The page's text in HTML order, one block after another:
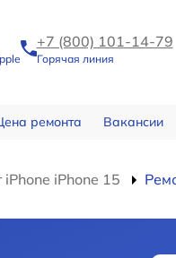
+7 (800) 101-14-79
Горячая линия
ремонта Вакансии
iPhone iPhone 15